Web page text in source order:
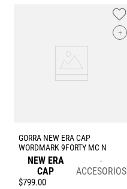
+
GORRA NEW ERA CAP
WORDMARK 9FORTY MC N
NEW ERA
CAP
ACCESORIOS
$799.00